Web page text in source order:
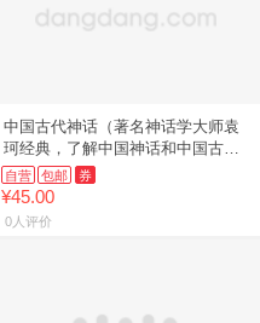
中国古代神话（著名神话学大师袁
珂经典，了解中国神话和中国古代
历史）
自营 包邮 券
¥45.00
0人评价